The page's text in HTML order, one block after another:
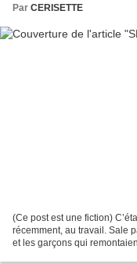
Par CERISETTE
(Ce post est une fiction)
récemment, au travail. Sale
et les garçons qui